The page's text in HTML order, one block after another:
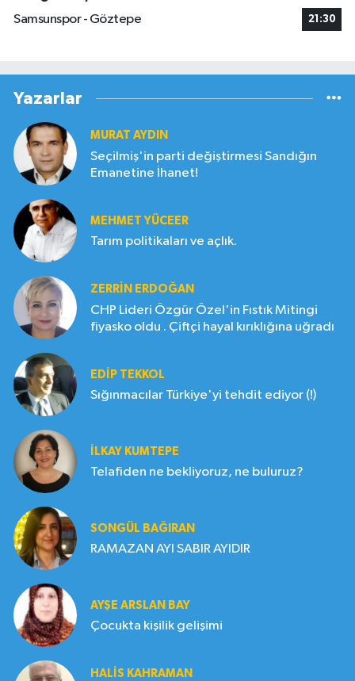
Samsunspor - Göztepe
21:30
Yazarlar
MURAT AYDIN
Seçilmiş'in parti değiştirmesi Sandığın
Emanetine İhanet!
MEHMET YÜCEER
Tarım politikaları ve açlık.
ZERRIN ERDOĞAN
CHP Lideri Özgür Özel'in Fıstık Mitingi
fiyasko oldu . Çiftçi hayal kırıklığına uğradı
EDIP TEKKOL
Sığınmacılar Türkiye'yi tehdit ediyor (!)
İLKAY KUMTEPE
Telafiden ne bekliyoruz, ne buluruz?
SONGÜL BAĞIRAN
RAMAZAN AYI SABIR AYIDIR
AYŞE ARSLAN BAY
Çocukta kişilik gelişimi
HALIS KAHRAMAN